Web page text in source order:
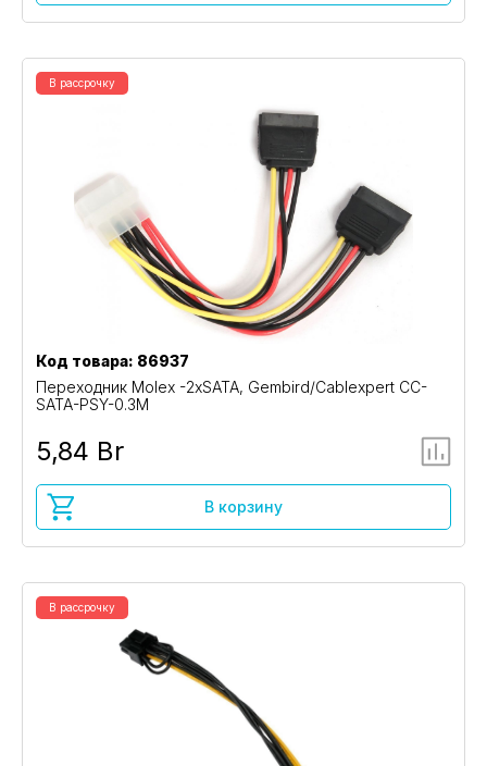
В рассрочку
Код товара: 86937
Переходник Molex -2xSATA, Gembird/Cablexpert CC-
SATA-PSY-0.3M
5,84 Br
В корзину
В рассрочку